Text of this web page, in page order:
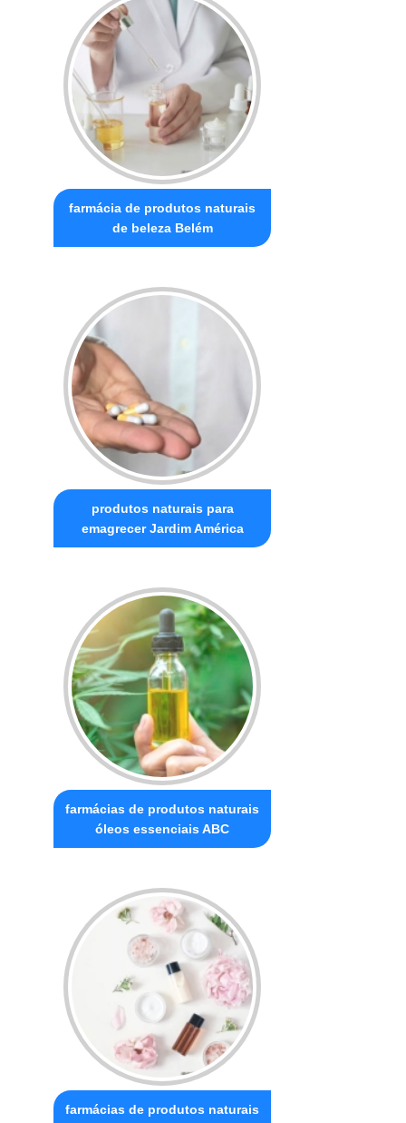
farmácia de produtos naturais
de beleza Belém
produtos naturais para
emagrecer Jardim América
farmácias de produtos naturais
óleos essenciais ABC
farmácias de produtos naturais